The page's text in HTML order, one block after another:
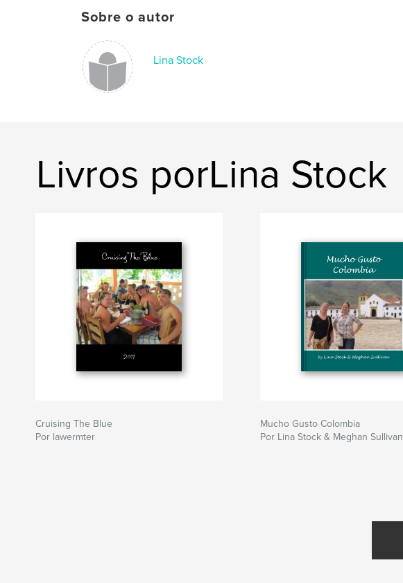
Sobre o autor
Lina Stock
Livros porLina Stock
Cruising The Blue
Por lawermter
Mucho Gusto Colombia
Por Lina Stock & Meghan Sullivan